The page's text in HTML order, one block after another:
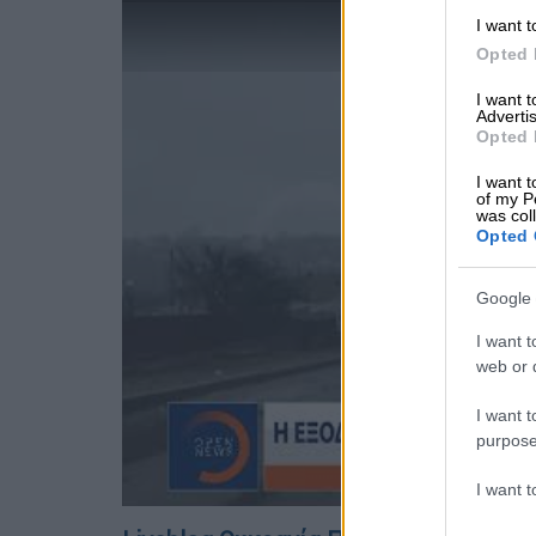
I want
Opted
I want
Opted
I want
of my
was
Opted
Google
I want
web or
I want
I want